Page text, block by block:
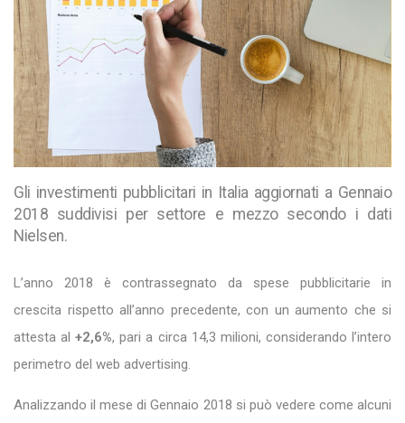
Gli investimenti pubblicitari in Italia aggiornati a Gennaio
2018 suddivisi per settore e mezzo secondo i dati
Nielsen.
L’anno 2018 è contrassegnato da spese pubblicitarie in
crescita rispetto all’anno precedente, con un aumento che si
attesta al+2,6%, pari a circa 14,3 milioni, considerando l’intero
perimetro del web advertising.
Analizzando il mese di Gennaio 2018 si può vedere come alcuni